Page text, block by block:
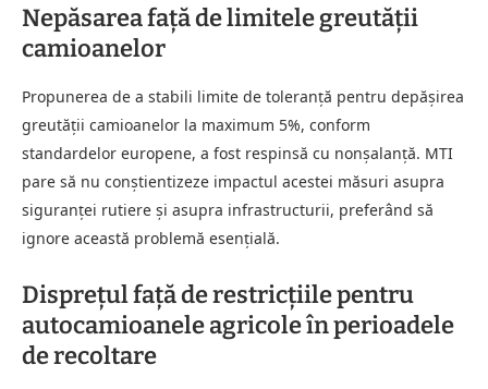
Nepăsarea față de limitele greutății
camioanelor
Propunerea de a stabili limite de toleranță pentru depășirea
greutății camioanelor la maximum 5%, conform
standardelor europene, a fost respinsă cu nonșalanță. MTI
pare să nu conștientizeze impactul acestei măsuri asupra
siguranței rutiere și asupra infrastructurii, preferând să
ignore această problemă esențială.
Disprețul față de restricțiile pentru
autocamioanele agricole în perioadele
de recoltare